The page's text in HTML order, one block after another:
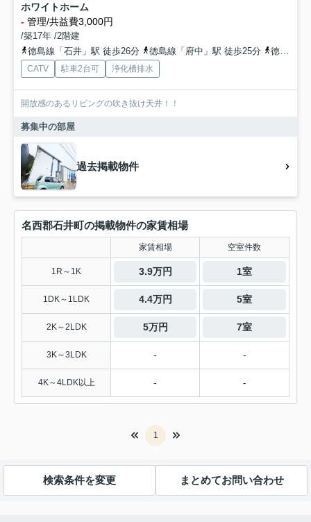
ホワイトホーム
- 管理/共益費3,000円
/築17年 /2階建
徳島線「石井」駅 徒歩26分
徳島線「府中」駅 徒歩25分 徳島線「鮎喰」駅 徒歩54分
CATV 駐車2台可 浄化槽排水
開放感のあるリビングの吹き抜け天井！！
募集中の部屋
過去掲載物件
名西郡石井町の掲載物件の家賃相場
家賃相場 空室件数
1R～1K 3.9万円 1室
1DK～1LDK 4.4万円 5室
2K～2LDK 5万円 7室
3K～3LDK - -
4K～4LDK以上 - -
1
検索条件を変更 まとめてお問い合わせ